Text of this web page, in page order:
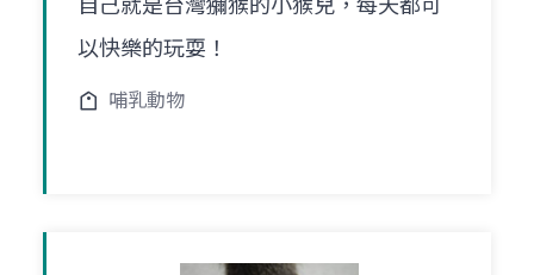
自己就是台灣獼猴的小猴兒，每天都可
以快樂的玩耍！
哺乳動物